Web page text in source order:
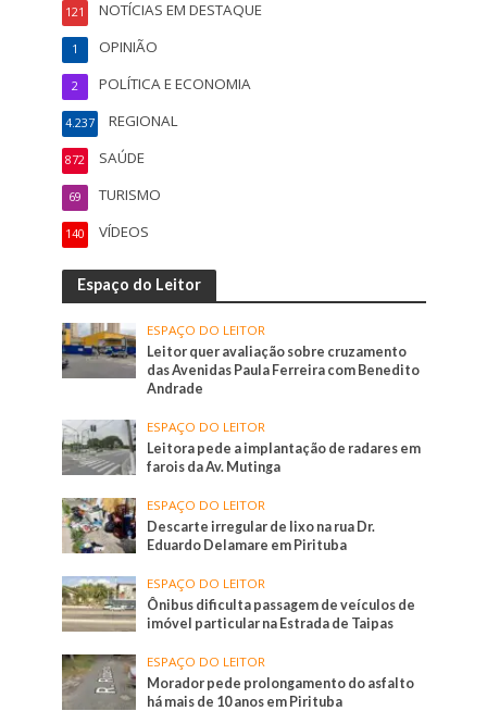
NOTÍCIAS EM DESTAQUE
121
OPINIÃO
1
POLÍTICA E ECONOMIA
2
REGIONAL
4.237
SAÚDE
872
TURISMO
69
VÍDEOS
140
Espaço do Leitor
ESPAÇO DO LEITOR
Leitor quer avaliação sobre cruzamento
das Avenidas Paula Ferreira com Benedito
Andrade
ESPAÇO DO LEITOR
Leitora pede a implantação de radares em
farois da Av. Mutinga
ESPAÇO DO LEITOR
Descarte irregular de lixo na rua Dr.
Eduardo Delamare em Pirituba
ESPAÇO DO LEITOR
Ônibus dificulta passagem de veículos de
imóvel particular na Estrada de Taipas
ESPAÇO DO LEITOR
Morador pede prolongamento do asfalto
há mais de 10 anos em Pirituba